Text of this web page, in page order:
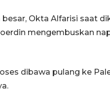
besar, Okta Alfarisi saat
mengembuskan
dibawa pulang ke